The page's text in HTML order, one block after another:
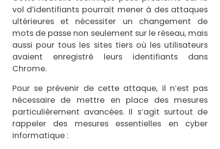
vol d’identifiants pourrait mener à des attaques
ultérieures et nécessiter un changement de
mots de passe non seulement sur le réseau, mais
aussi pour tous les sites tiers où les utilisateurs
avaient enregistré leurs identifiants dans
Chrome.
Pour se prévenir de cette attaque, il n’est pas
nécessaire de mettre en place des mesures
particulièrement avancées. Il s’agit surtout de
rappeler des mesures essentielles en cyber
informatique :